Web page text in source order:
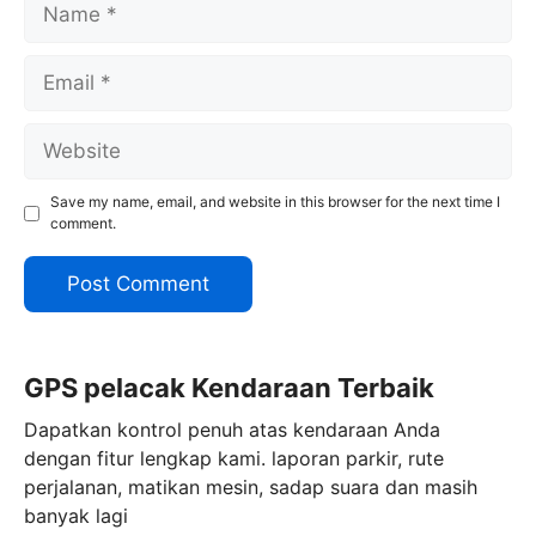
Save my name, email, and website in this browser for the next time I
comment.
GPS pelacak Kendaraan Terbaik
Dapatkan kontrol penuh atas kendaraan Anda
dengan fitur lengkap kami. laporan parkir, rute
perjalanan, matikan mesin, sadap suara dan masih
banyak lagi